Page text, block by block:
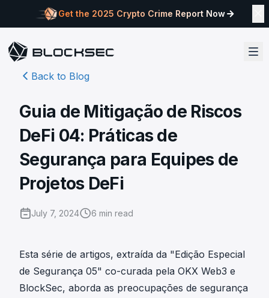
Get the 2025 Crypto Crime Report Now
Back to Blog
Guia de Mitigação de Riscos
DeFi 04: Práticas de
Segurança para Equipes de
Projetos DeFi
July 7, 2024 6 min read
Esta série de artigos, extraída da "Edição Especial
de Segurança 05" co-curada pela OKX Web3 e
BlockSec, aborda as preocupações de segurança